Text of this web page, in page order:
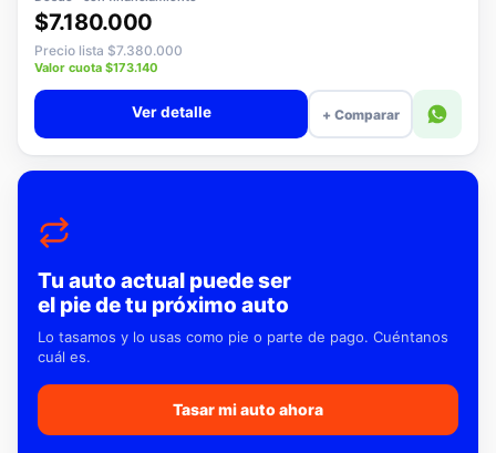
Desde · con financiamiento
$7.180.000
Precio lista $7.380.000
Valor cuota $173.140
+ Comparar
Tu auto actual puede ser
el pie de tu próximo auto
Lo tasamos y lo usas como pie o parte de pago. Cuéntanos